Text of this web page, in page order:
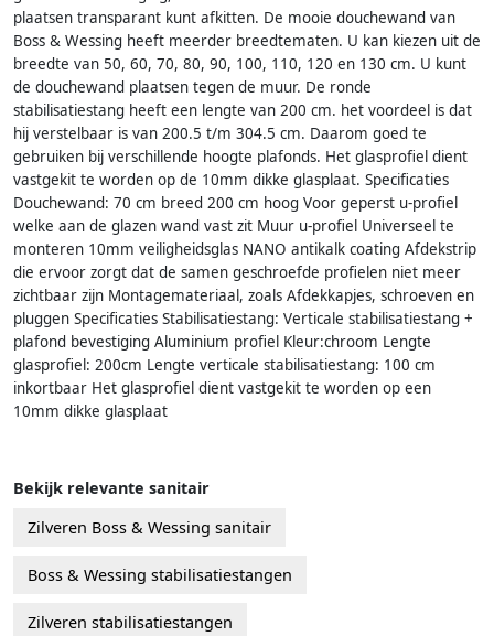
plaatsen transparant kunt afkitten. De mooie douchewand van
Boss & Wessing heeft meerder breedtematen. U kan kiezen uit de
breedte van 50, 60, 70, 80, 90, 100, 110, 120 en 130 cm. U kunt
de douchewand plaatsen tegen de muur. De ronde
stabilisatiestang heeft een lengte van 200 cm. het voordeel is dat
hij verstelbaar is van 200.5 t/m 304.5 cm. Daarom goed te
gebruiken bij verschillende hoogte plafonds. Het glasprofiel dient
vastgekit te worden op de 10mm dikke glasplaat. Specificaties
Douchewand: 70 cm breed 200 cm hoog Voor geperst u-profiel
welke aan de glazen wand vast zit Muur u-profiel Universeel te
monteren 10mm veiligheidsglas NANO antikalk coating Afdekstrip
die ervoor zorgt dat de samen geschroefde profielen niet meer
zichtbaar zijn Montagemateriaal, zoals Afdekkapjes, schroeven en
pluggen Specificaties Stabilisatiestang: Verticale stabilisatiestang +
plafond bevestiging Aluminium profiel Kleur:chroom Lengte
glasprofiel: 200cm Lengte verticale stabilisatiestang: 100 cm
inkortbaar Het glasprofiel dient vastgekit te worden op een
10mm dikke glasplaat
Bekijk relevante sanitair
Zilveren Boss & Wessing sanitair
Boss & Wessing stabilisatiestangen
Zilveren stabilisatiestangen